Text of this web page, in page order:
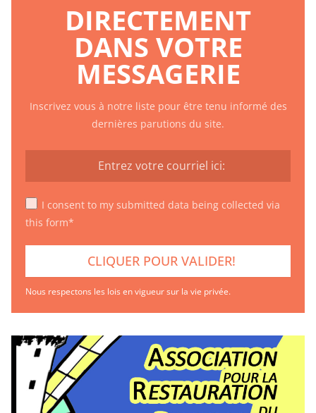
DIRECTEMENT
DANS VOTRE
MESSAGERIE
Inscrivez vous à notre liste pour être tenu informé des
dernières parutions du site.
I consent to my submitted data being collected via
this form*
Nous respectons les lois en vigueur sur la vie privée.